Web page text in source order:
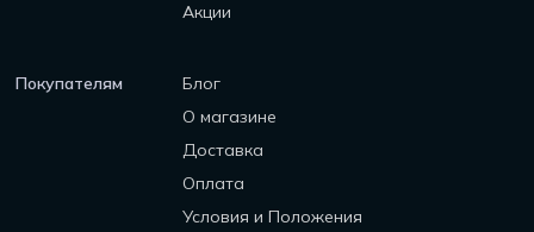
Акции
Покупателям
Блог
О магазине
Доставка
Оплата
Условия и Положения